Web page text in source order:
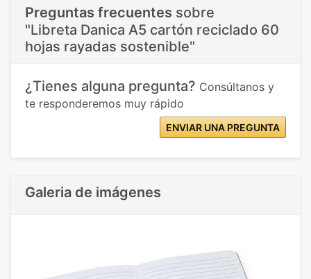
Preguntas frecuentes sobre
"Libreta Danica A5 cartón reciclado 60
hojas rayadas sostenible"
¿Tienes alguna pregunta? Consúltanos y
te responderemos muy rápido
ENVIAR UNA PREGUNTA
Galeria de imágenes